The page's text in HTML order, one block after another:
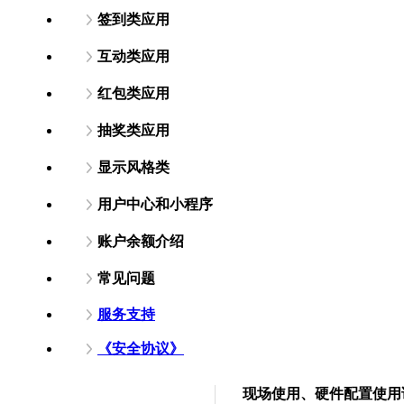
签到类应用
互动类应用
红包类应用
抽奖类应用
显示风格类
用户中心和小程序
账户余额介绍
常见问题
服务支持
《安全协议》
现场使用、硬件配置使